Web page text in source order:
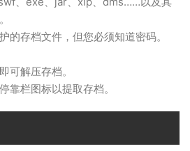
的存档文件，但您必须知道密码。
可解压存档。
靠栏图标以提取存档。